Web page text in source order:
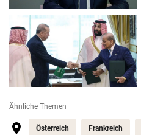
Ähnliche Themen
Österreich Frankreich